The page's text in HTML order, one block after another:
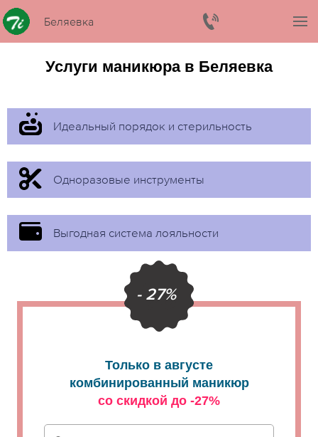
Беляевка
Услуги маникюра в Беляевка
Идеальный порядок и стерильность
Одноразовые инструменты
Выгодная система лояльности
- 27%
Только в августе
комбинированный маникюр
со скидкой до -27%